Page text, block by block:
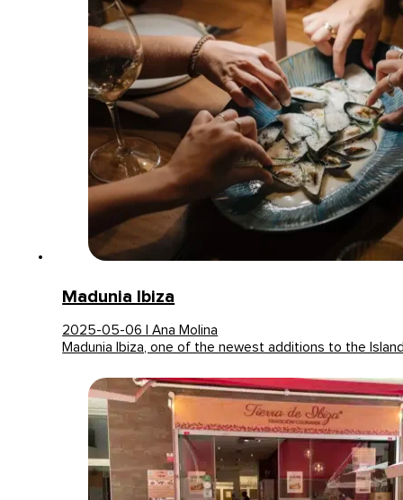
Madunia Ibiza
2025-05-06 | Ana Molina
Madunia Ibiza, one of the newest additions to the